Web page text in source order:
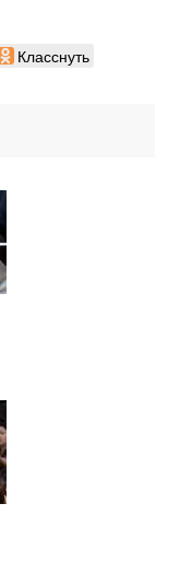
Класснуть